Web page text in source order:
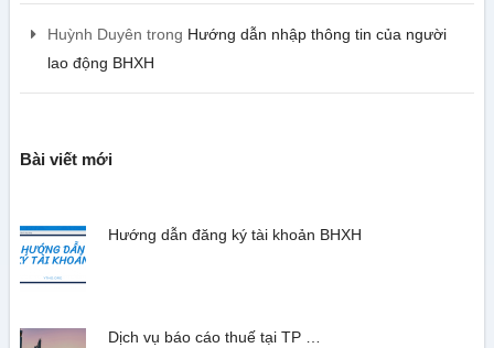
Huỳnh Duyên trong Hướng dẫn nhập thông tin của người
lao động BHXH
Bài viết mới
Hướng dẫn đăng ký tài khoản BHXH
Dịch vụ báo cáo thuế tại TP …